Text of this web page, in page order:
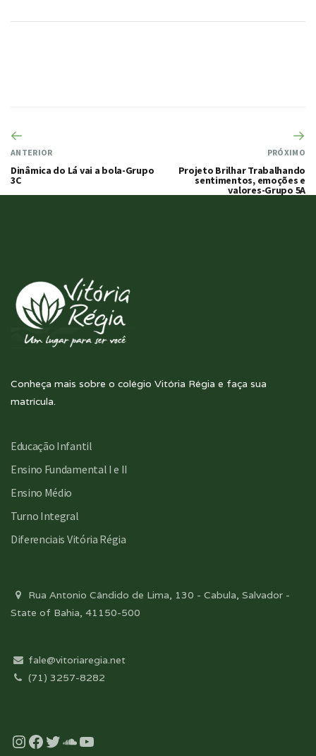
ANTERIOR
Dinâmica do Lá vai a bola-Grupo
3C
PRÓXIMO
Projeto Brilhar Trabalhando
sentimentos, emoções e
valores-Grupo 5A
Conheça mais sobre o colégio Vitória Régia e faça sua
matrícula.
Educação Infantil
Ensino Fundamental I e II
Ensino Médio
Turno Integral
Diferenciais Vitória Régia
Rua Antonio Cândido de Lima, 130 - Cabula, Salvador -
State of Bahia, 41150-500
fale@vitoriaregia.net
(71) 3257-8282
Instagram
Facebook
Twitter
Soundcloud
YouTube